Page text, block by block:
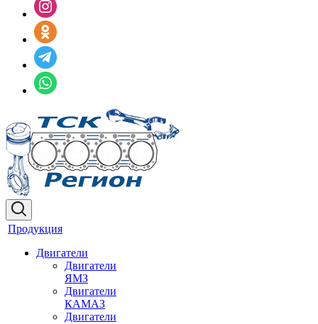
Продукция
Двигатели
Двигатели
ЯМЗ
Двигатели
КАМАЗ
Двигатели